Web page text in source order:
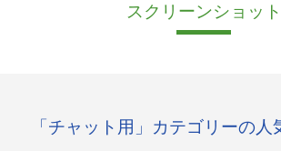
スクリーンショット
「チャット用」カテゴリーの